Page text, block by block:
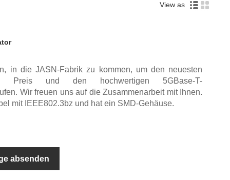
View as
in die JASN-Fabrik zu kommen, um den neuesten
Preis und den hochwertigen 5GBase-T-
Wir freuen uns auf die Zusammenarbeit mit Ihnen.
mit IEEE802.3bz und hat ein SMD-Gehäuse.
absenden